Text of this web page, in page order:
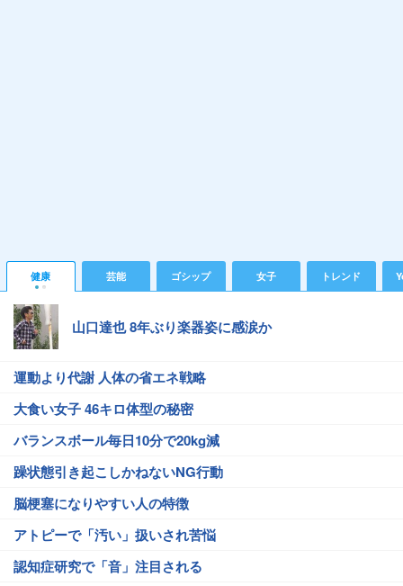
健康 芸能 ゴシップ 女子 トレンド
山口達也 8年ぶり楽器姿に感涙か
運動より代謝 人体の省エネ戦略
大食い女子 46キロ体型の秘密
バランスボール毎日10分で20kg減
躁状態引き起こしかねないNG行動
脳梗塞になりやすい人の特徴
アトピーで「汚い」扱いされ苦悩
認知症研究で「音」注目される